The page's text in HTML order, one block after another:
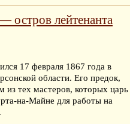
остров лейтенанта
17 февраля 1867 года в
области. Его предок,
тех мастеров, которых царь
на-Майне для работы на